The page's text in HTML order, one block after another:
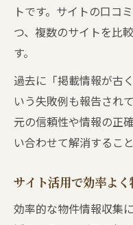
トです。サイトの口コ
つ、複数のサイトを比
す。
過去に「掲載情報が古
いう失敗例も報告され
元の信頼性や情報の正
い合わせて解消するこ
サイト活用で効率よ
効率的な物件情報収集